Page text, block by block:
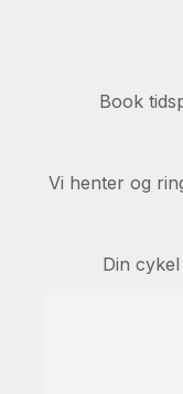
Book
Vi henter og
Din